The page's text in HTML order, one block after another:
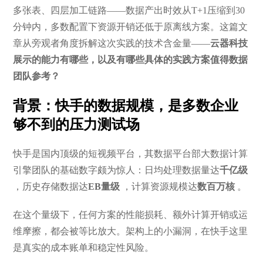
多张表、四层加工链路——数据产出时效从T+1压缩到30
分钟内，多数配置下资源开销还低于原离线方案。这篇文
章从旁观者角度拆解这次实践的技术含金量——云器科技
展示的能力有哪些，以及有哪些具体的实践方案值得数据
团队参考？
背景：快手的数据规模，是多数企业
够不到的压力测试场
快手是国内顶级的短视频平台，其数据平台部大数据计算
引擎团队的基础数字颇为惊人：日均处理数据量达千亿级
，历史存储数据达EB量级 ，计算资源规模达数百万核 。
在这个量级下，任何方案的性能损耗、额外计算开销或运
维摩擦，都会被等比放大。架构上的小漏洞，在快手这里
是真实的成本账单和稳定性风险。